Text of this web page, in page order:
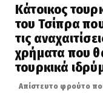
Κάτοικος
του Τσίπρα
τις
χρήματα που
τουρκικά
Απίστευτο φρούτο